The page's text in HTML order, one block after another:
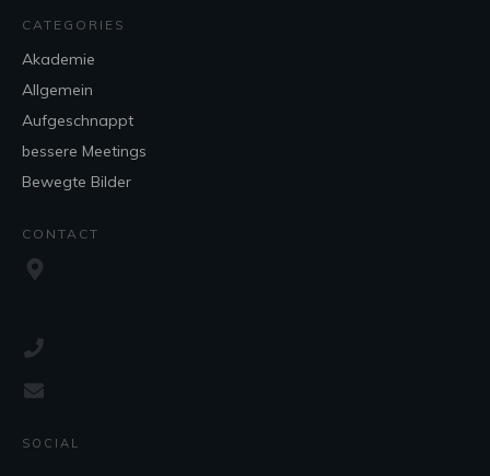
CATEGORIES
Akademie
Allgemein
Aufgeschnappt
bessere Meetings
Bewegte Bilder
CONTACT
SOCIAL